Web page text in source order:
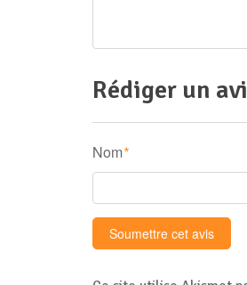
Rédiger un
Nom *